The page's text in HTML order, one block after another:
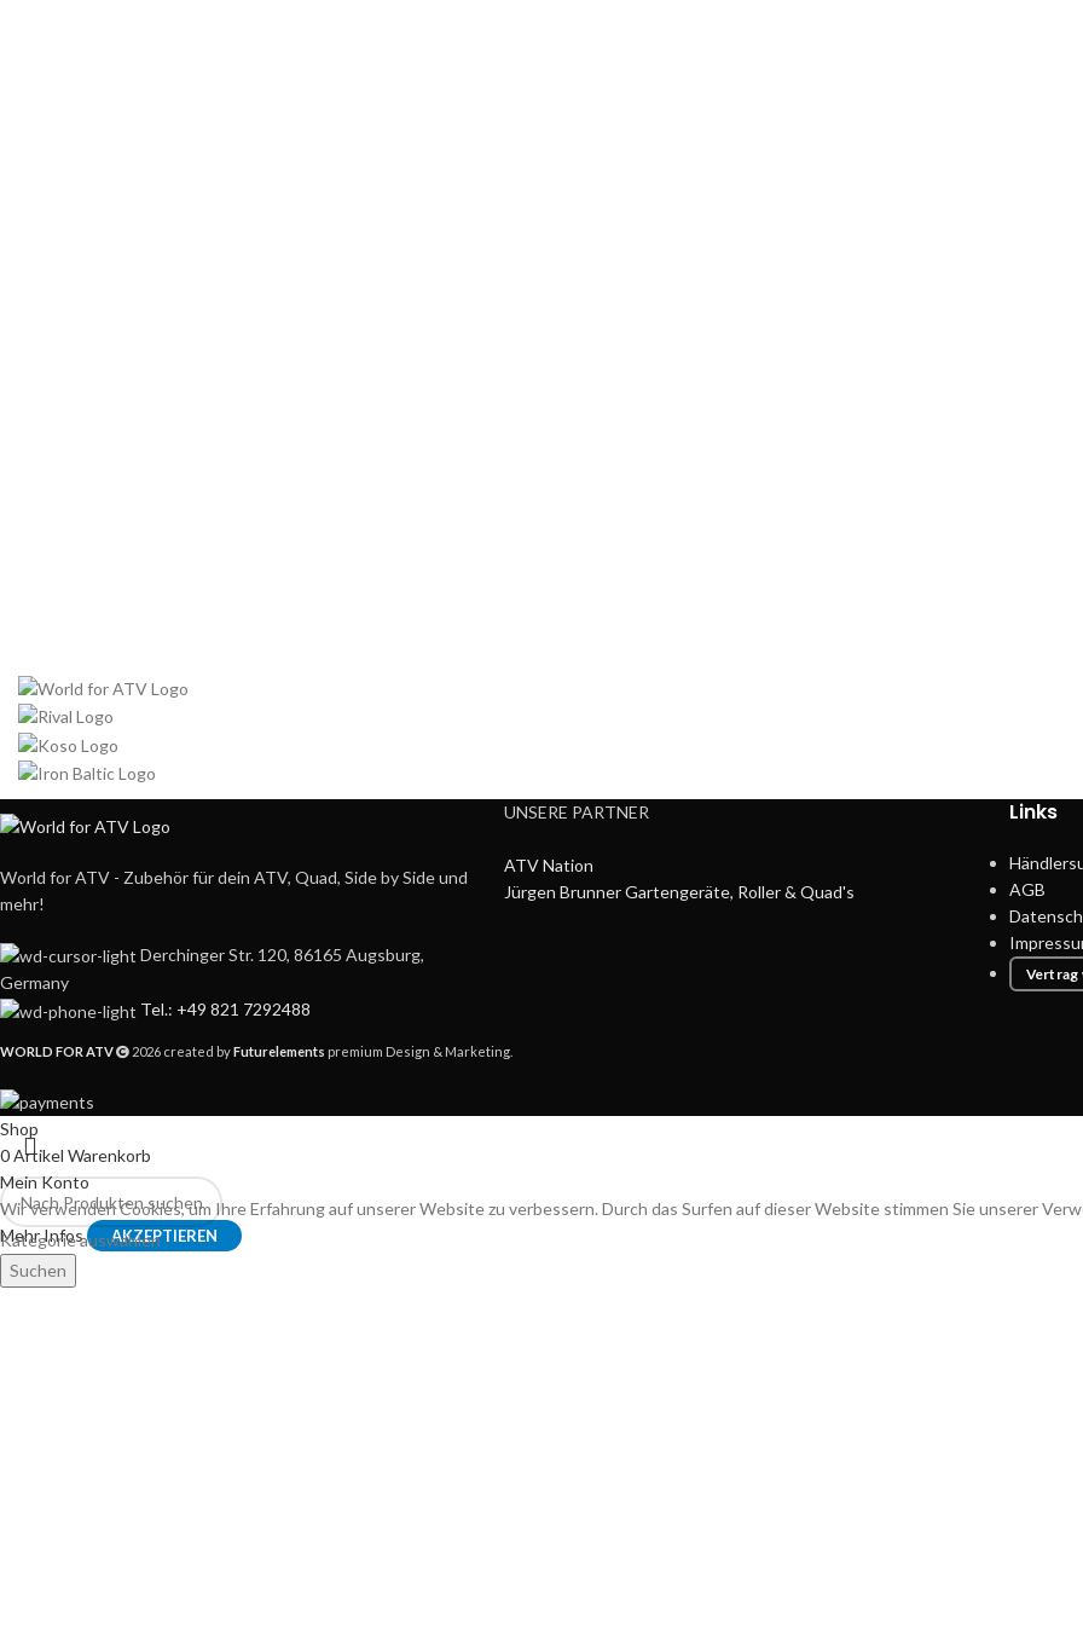
World for ATV - Zubehör für dein ATV, Quad, Side by Side und
mehr!
Derchinger Str. 120, 86165 Augsburg,
Germany
Tel.: +49 821 7292488
UNSERE PARTNER
ATV Nation
Jürgen Brunner Gartengeräte, Roller & Quad's
Links
AGB
Vertrag
WORLD FOR ATV 2026 created byFuturelements premium Design & Marketing.
Kategorie auswählen
Suchen
Shop
0Artikel Warenkorb
Mein Konto
Wir verwenden Cookies, um Ihre Erfahrung auf unserer Website zu verbessern. Durch das Surfen auf dieser Website stimmen Sie unserer
Mehr Infos
AKZEPTIEREN